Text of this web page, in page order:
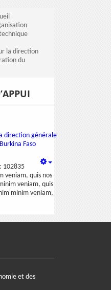
la direction
du
direction générale
Faso
102835
veniam, quis nos
veniam, quis
minim veniam,
et des